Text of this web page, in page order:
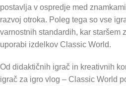
postavlja v ospredje med
razvoj otroka. Poleg tega so vse
varnostnih standardih, kar staršem
uporabi izdelkov Classic World.
Od didaktičnih igrač in kreativnih
igrač za igro vlog – Classic World